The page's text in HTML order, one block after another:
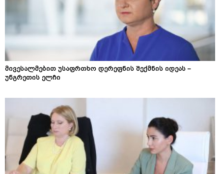
მივესალმებით უსაფრთხო დერეფნის შექმნის იდეას –
უნგრეთის ელჩი